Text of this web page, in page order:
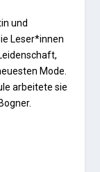
und
Leser*innen
Mode.
arbeitete sie